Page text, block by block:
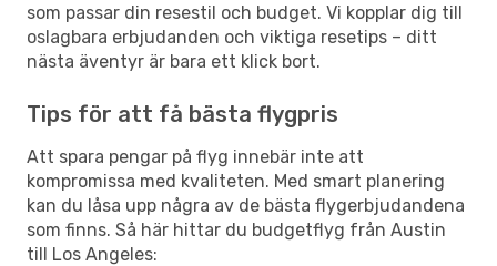
som passar din resestil och budget. Vi kopplar dig till
oslagbara erbjudanden och viktiga resetips – ditt
nästa äventyr är bara ett klick bort.
Tips för att få bästa flygpris
Att spara pengar på flyg innebär inte att
kompromissa med kvaliteten. Med smart planering
kan du låsa upp några av de bästa flygerbjudandena
som finns. Så här hittar du budgetflyg från Austin
till Los Angeles: